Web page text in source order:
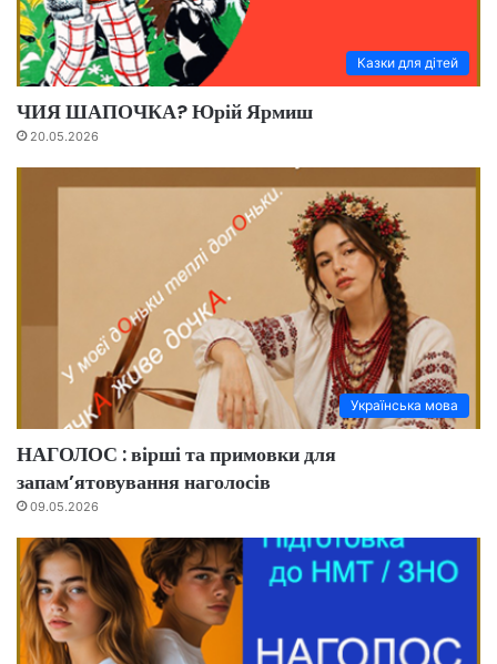
Казки для дітей
ЧИЯ ШАПОЧКА? Юрій Ярмиш
20.05.2026
Українська мова
НАГОЛОС : вірші та примовки для
запам’ятовування наголосів
09.05.2026